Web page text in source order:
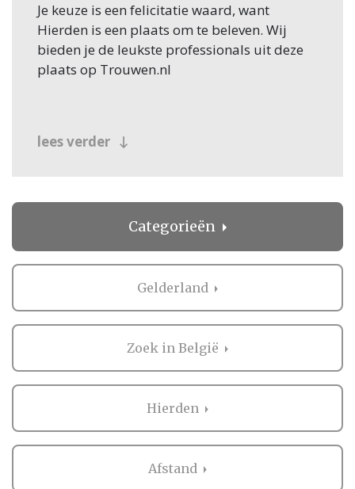
Je keuze is een felicitatie waard, want
Hierden is een plaats om te beleven. Wij
bieden je de leukste professionals uit deze
plaats op Trouwen.nl
lees verder
Categorieën
Gelderland
Zoek in België
Hierden
Afstand